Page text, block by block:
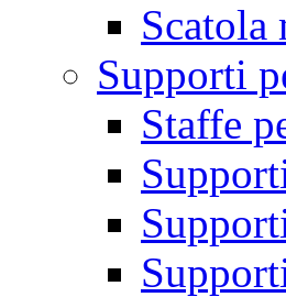
Scatola
Supporti
Staffe